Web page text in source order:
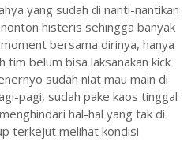
yang sudah di nanti-nantikan
histeris sehingga banyak
bersama dirinya, hanya
tim belum bisa laksanakan kick
sudah niat mau main di
pagi, sudah pake kaos tinggal
hal-hal yang tak di
terkejut melihat kondisi